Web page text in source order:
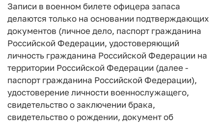
Записи в военном билете офицера запаса
делаются только на основании подтверждающих
документов (личное дело, паспорт гражданина
Российской Федерации, удостоверяющий
личность гражданина Российской Федерации на
территории Российской Федерации (далее -
паспорт гражданина Российской Федерации),
удостоверение личности военнослужащего,
свидетельство о заключении брака,
свидетельство о рождении, документ об